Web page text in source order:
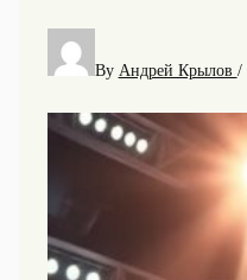
By Андрей Крылов /